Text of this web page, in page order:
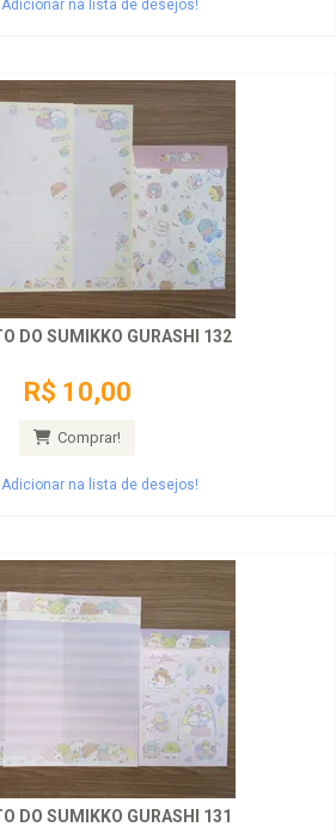
Adicionar na lista de desejos!
CONJUNTO DO SUMIKKO GURASHI 132
R$ 10,00
Comprar!
Adicionar na lista de desejos!
CONJUNTO DO SUMIKKO GURASHI 131